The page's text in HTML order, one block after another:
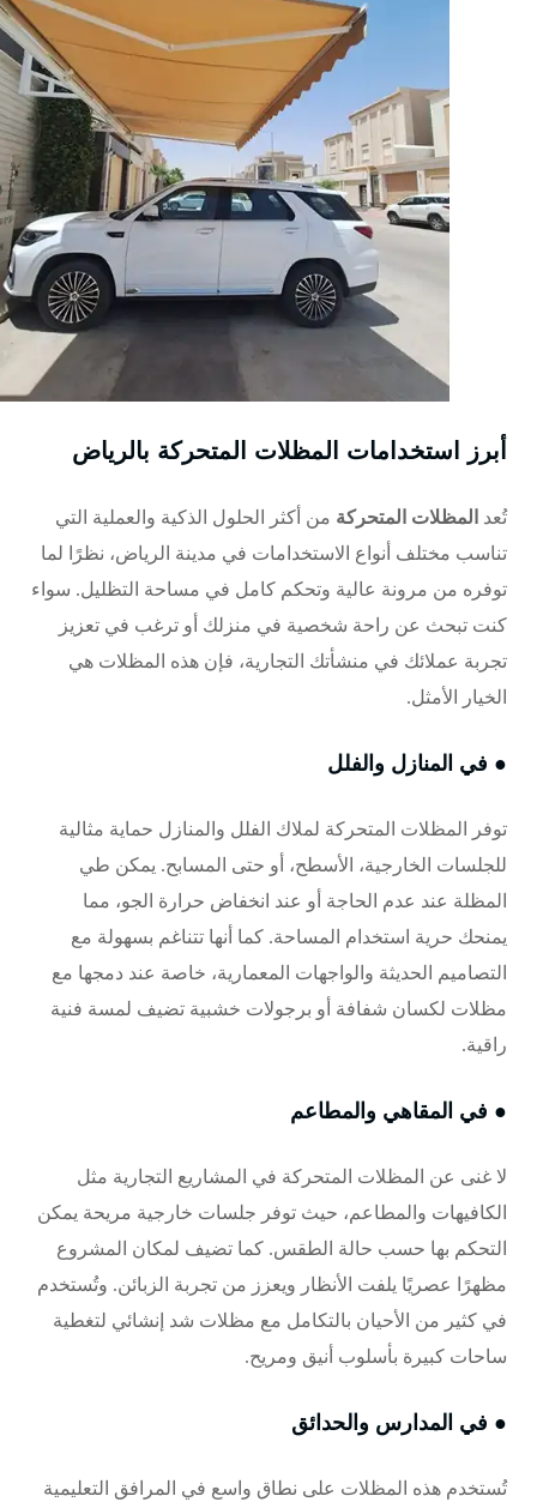
أبرز استخدامات المظلات المتحركة بالرياض
تُعد المظلات المتحركة من أكثر الحلول الذكية والعملية التي
تناسب مختلف أنواع الاستخدامات في مدينة الرياض، نظرًا لما
توفره من مرونة عالية وتحكم كامل في مساحة التظليل. سواء
كنت تبحث عن راحة شخصية في منزلك أو ترغب في تعزيز
تجربة عملائك في منشأتك التجارية، فإن هذه المظلات هي
الخيار الأمثل.
● في المنازل والفلل
توفر المظلات المتحركة لملاك الفلل والمنازل حماية مثالية
للجلسات الخارجية، الأسطح، أو حتى المسابح. يمكن طي
المظلة عند عدم الحاجة أو عند انخفاض حرارة الجو، مما
يمنحك حرية استخدام المساحة. كما أنها تتناغم بسهولة مع
التصاميم الحديثة والواجهات المعمارية، خاصة عند دمجها مع
مظلات لكسان شفافة أو برجولات خشبية تضيف لمسة فنية
راقية.
● في المقاهي والمطاعم
لا غنى عن المظلات المتحركة في المشاريع التجارية مثل
الكافيهات والمطاعم، حيث توفر جلسات خارجية مريحة يمكن
التحكم بها حسب حالة الطقس. كما تضيف لمكان المشروع
مظهرًا عصريًا يلفت الأنظار ويعزز من تجربة الزبائن. وتُستخدم
في كثير من الأحيان بالتكامل مع مظلات شد إنشائي لتغطية
ساحات كبيرة بأسلوب أنيق ومريح.
● في المدارس والحدائق
تُستخدم هذه المظلات على نطاق واسع في المرافق التعليمية